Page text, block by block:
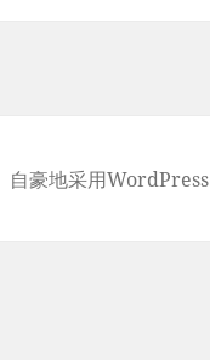
自豪地采用WordPress